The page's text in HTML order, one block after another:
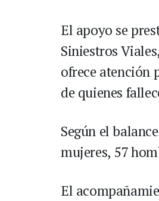
El apoyo se
Siniestros
ofrece atención
de quienes
Según el
mujeres, 57
El